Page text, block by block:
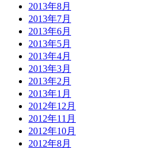
2013年8月
2013年7月
2013年6月
2013年5月
2013年4月
2013年3月
2013年2月
2013年1月
2012年12月
2012年11月
2012年10月
2012年8月